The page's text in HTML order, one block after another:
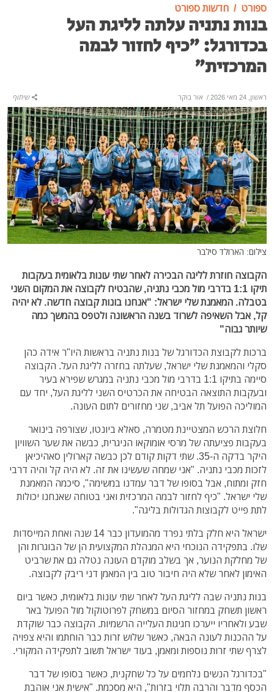
ספורט חדשות ספורט
בנות נתניה עלתה לליגת העל
בכדורגל: "כיף לחזור לבמה
המרכזית"
ראשון, 24 מאי 2026 / אור בוקר שיתוף
צילום: הארולד סילבר
הקבוצה חוזרת לליגה הבכירה לאחר שתי עונות בלאומית בעקבות
תיקו 1:1 בדרבי מול מכבי נתניה, שהבטיח לקבוצה את המקום השני
בטבלה. המאמנת שלי ישראל: "אנחנו בונות קבוצה חדשה. לא יהיה
קל, אבל השאיפה לשרוד בשנה הראשונה ולטפס בהמשך כמה
שיותר גבוה"
ברכות לקבוצת הכדורגל של בנות נתניה בראשות היו"ר אידה כהן
סקלי והמאמנת שלי ישראל, שעלתה בחזרה לליגת העל. הקבוצה
סיימה בתיקו 1:1 בדרבי מול מכבי נתניה במגרש שפירא בעיר
ובעקבות התוצאה הבטיחה את הכרטיס השני לליגת העל, יחד עם
המוליכה הפועל תל אביב, שני מחזורים לתום העונה.
חלוצת הרכש המצטיינת מטמרה, סאלא ביונטו, שצורפה בינואר
בעקבות פציעתה של מרסי אומוקאו הניגרית, כבשה את שער השוויון
היקר בדקה ה-35. שתי דקות קודם לכן כבשה קארולין סאהיכיאן
לזכות מכבי נתניה. "אני שמחה שעשינו את זה. לא היה קל והיה דרבי
חזק ומתוח, אבל בסופו של דבר עמדנו במשימה", סיכמה המאמנת
שלי ישראל. "כיף לחזור לבמה המרכזית ואני בטוחה שאנחנו יכולות
לתת פייט לקבוצות הגדולות בליגה".
ישראל היא חלק בלתי נפרד מהמועדון כבר 14 שנה ואחת המייסדות
שלו. בתפקידה הנוכחי היא המנהלת המקצועית הן של הבוגרות והן
של מחלקת הנוער, אך בשלב מוקדם העונה נטלה גם את שרביט
האימון לאחר שלא היה חיבור טוב בין המאמן דני ריבק לקבוצה.
בנות נתניה שבה לליגת העל לאחר שתי עונות בלאומית, כאשר ביום
ראשון תשחק במחזור הסיום במשחק לפרוטוקול מול הפועל באר
שבע ולאחריו ייערכו חגיגות העלייה הרשמיות. הקבוצה כבר שוקדת
על ההכנות לעונה הבאה, כאשר שלוש זרות כבר הוחתמו והיא צפויה
לצרף שתי זרות נוספות ומאמן, בעוד ישראל תשוב לתפקידה המקורי.
"בכדורגל הנשים נלחמים על כל שחקנית, כאשר בסופו של דבר
הכסף מדבר והרבה תלוי בזרות", היא מסכמת. "אישית אני אוהבת